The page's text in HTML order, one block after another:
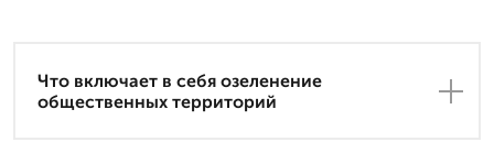
Что включает в себя озеленение
общественных территорий